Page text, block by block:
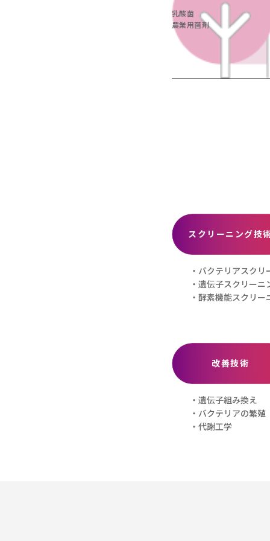
乳酸菌
農業用菌剤
スクリーニング技
・バクテリアスクリ
・遺伝子スクリーニ
・酵素機能スクリー
改善技術
・遺伝子組み換え
・バクテリアの繁殖
・代謝工学